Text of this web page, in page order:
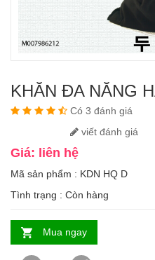
KHĂN ĐA NĂNG
Có 3 đánh giá
viết đánh giá
Giá: liên hệ
Mã sản phẩm : KDN HQ D
Tình trạng : Còn hàng
Mua ngay